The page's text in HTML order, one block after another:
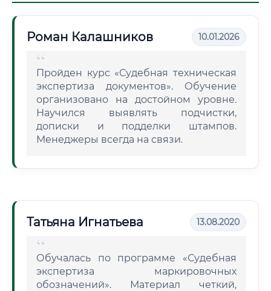
Роман Калашников 10.01.2026
Пройден курс «Судебная техническая
экспертиза документов». Обучение
организовано на достойном уровне.
Научился выявлять подчистки,
дописки и подделки штампов.
Менеджеры всегда на связи.
Татьяна Игнатьева 13.08.2020
Обучалась по программе «Судебная
экспертиза маркировочных
обозначений». Материал четкий,